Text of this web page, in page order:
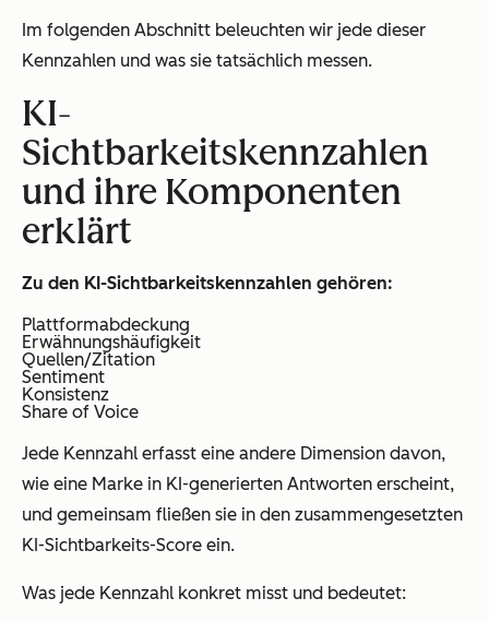
Im folgenden Abschnitt beleuchten wir jede dieser
Kennzahlen und was sie tatsächlich messen.
KI-
Sichtbarkeitskennzahlen
und ihre Komponenten
erklärt
Zu den KI-Sichtbarkeitskennzahlen gehören:
Plattformabdeckung
Erwähnungshäufigkeit
Quellen/Zitation
Sentiment
Konsistenz
Share of Voice
Jede Kennzahl erfasst eine andere Dimension davon,
wie eine Marke in KI-generierten Antworten erscheint,
und gemeinsam fließen sie in den zusammengesetzten
KI-Sichtbarkeits-Score ein.
Was jede Kennzahl konkret misst und bedeutet: